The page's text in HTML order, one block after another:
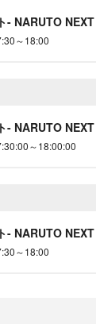
- NARUTO
～18:00
- NARUTO
～18:00:00
- NARUTO
～18:00